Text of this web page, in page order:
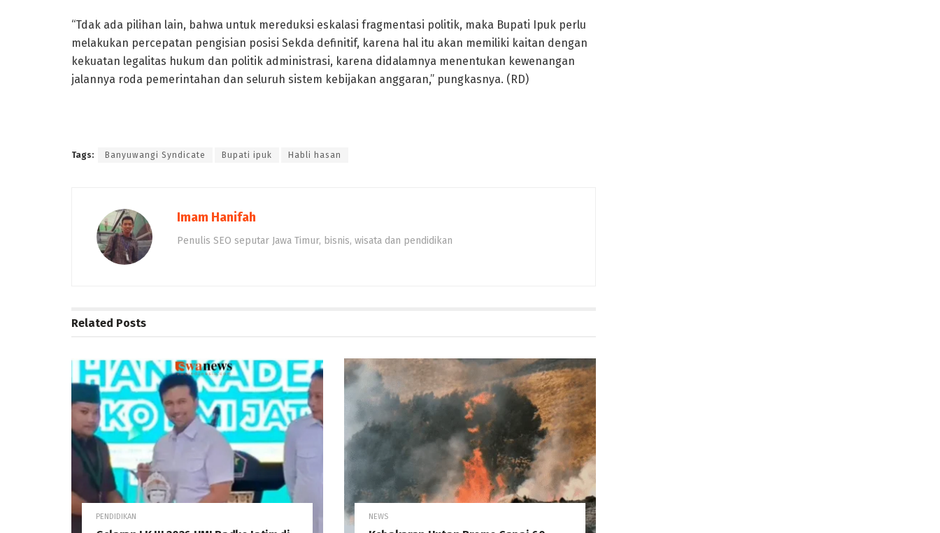
“Tdak ada pilihan lain, bahwa untuk mereduksi eskalasi fragmentasi politik, maka Bupati Ipuk perlu
melakukan percepatan pengisian posisi Sekda definitif, karena hal itu akan memiliki kaitan dengan
kekuatan legalitas hukum dan politik administrasi, karena didalamnya menentukan kewenangan
jalannya roda pemerintahan dan seluruh sistem kebijakan anggaran,” pungkasnya. (RD)
Tags: Banyuwangi Syndicate Bupati ipuk Habli hasan
Imam Hanifah
Penulis SEO seputar Jawa Timur, bisnis, wisata dan pendidikan
Related Posts
PENDIDIKAN NEWS